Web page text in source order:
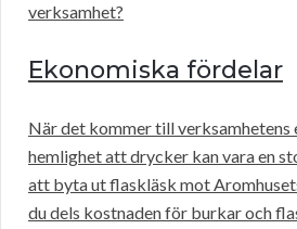
verksamhet?
Ekonomiska fördelar
När det kommer till verksamhetens
hemlighet att drycker kan vara en
att byta ut flaskläsk mot
du dels kostnaden för burkar och